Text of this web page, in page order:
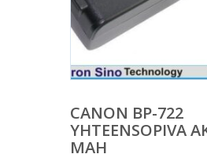
CANON BP-722
YHTEENSOPIVA
MAH